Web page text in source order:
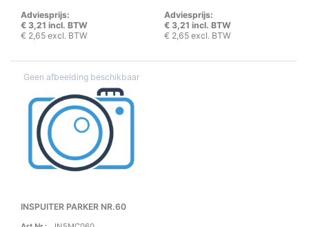
Adviesprijs:
€ 3,21 incl. BTW
€ 2,65 excl. BTW
Adviesprijs:
€ 3,21 incl. BTW
€ 2,65 excl. BTW
INSPUITER PARKER NR.60